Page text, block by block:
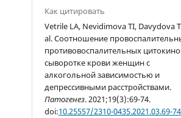
Как цитировать
Vetrile LA, Nevidimova TI, Davydova
al. Соотношение
противовоспалительных
сыворотке крови женщин с
алкогольной зависимостью и
депрессивными расстройствами.
Патогенез. 2021;19(3):69-74.
doi:10.25557/2310-0435.2021.03.69-74